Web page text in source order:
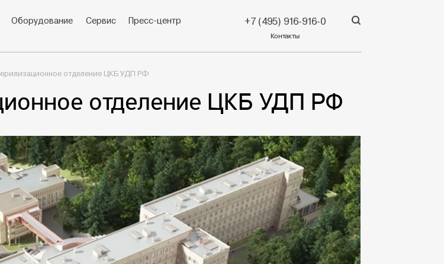
Оборудование Сервис Пресс-центр +7 (495) 916-916-0
Контакты
отделение ЦКБ УДП РФ
отделение ЦКБ УДП РФ